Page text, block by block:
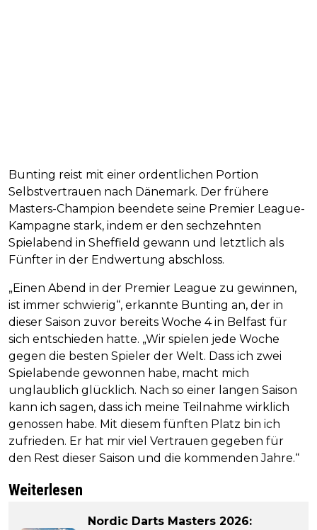
Bunting reist mit einer ordentlichen Portion
Selbstvertrauen nach Dänemark. Der frühere
Masters-Champion beendete seine Premier League-
Kampagne stark, indem er den sechzehnten
Spielabend in Sheffield gewann und letztlich als
Fünfter in der Endwertung abschloss.
„Einen Abend in der Premier League zu gewinnen,
ist immer schwierig“, erkannte Bunting an, der in
dieser Saison zuvor bereits Woche 4 in Belfast für
sich entschieden hatte. „Wir spielen jede Woche
gegen die besten Spieler der Welt. Dass ich zwei
Spielabende gewonnen habe, macht mich
unglaublich glücklich. Nach so einer langen Saison
kann ich sagen, dass ich meine Teilnahme wirklich
genossen habe. Mit diesem fünften Platz bin ich
zufrieden. Er hat mir viel Vertrauen gegeben für
den Rest dieser Saison und die kommenden Jahre.“
Weiterlesen
Nordic Darts Masters 2026: